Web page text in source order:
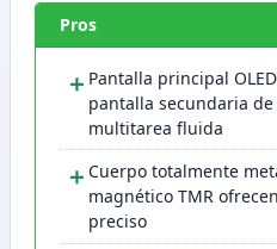
Pros
＋ Pantalla principal
pantalla secundaria
multitarea fluida
＋ Cuerpo totalmente
magnético TMR
preciso